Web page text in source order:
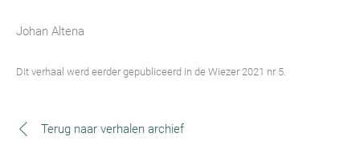
Johan Altena
Dit verhaal werd eerder gepubliceerd in de Wiezer 2021 nr 5.
Terug naar verhalen archief